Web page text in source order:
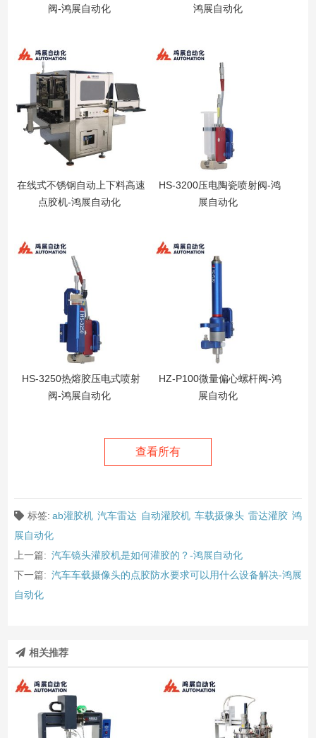
阀-鸿展自动化 鸿展自动化
在线式不锈钢自动上下料高速
点胶机-鸿展自动化
HS-3200压电陶瓷喷射阀-鸿
展自动化
HS-3250热熔胶压电式喷射
阀-鸿展自动化
HZ-P100微量偏心螺杆阀-鸿
展自动化
查看所有
标签: ab灌胶机 汽车雷达 自动灌胶机 车载摄像头 雷达灌胶 鸿
展自动化
上一篇: 汽车镜头灌胶机是如何灌胶的？-鸿展自动化
下一篇: 汽车车载摄像头的点胶防水要求可以用什么设备解决-鸿展
自动化
相关推荐